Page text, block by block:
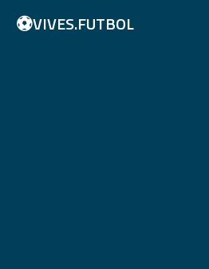
⚽VIVES.FUTBOL